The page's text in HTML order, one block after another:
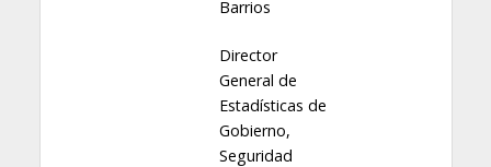
Barrios
Director
General de
Estadísticas de
Gobierno,
Seguridad